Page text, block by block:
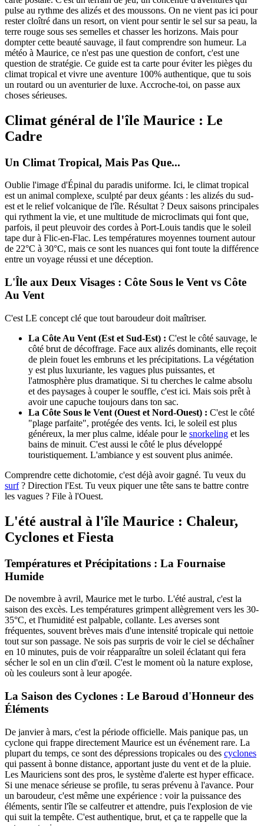
pulse au rythme des alizés et des moussons. On ne vient pas ici pour
rester cloîtré dans un resort, on vient pour sentir le sel sur sa peau, la
terre rouge sous ses semelles et chasser les horizons. Mais pour
dompter cette beauté sauvage, il faut comprendre son humeur. La
météo à Maurice, ce n'est pas une question de confort, c'est une
question de stratégie. Ce guide est ta carte pour éviter les pièges du
climat tropical et vivre une aventure 100% authentique, que tu sois
un routard ou un aventurier de luxe. Accroche-toi, on passe aux
choses sérieuses.
Climat général de l'île Maurice : Le
Cadre
Un Climat Tropical, Mais Pas Que...
Oublie l'image d'Épinal du paradis uniforme. Ici, le climat tropical
est un animal complexe, sculpté par deux géants : les alizés du sud-
est et le relief volcanique de l'île. Résultat ? Deux saisons principales
qui rythment la vie, et une multitude de microclimats qui font que,
parfois, il peut pleuvoir des cordes à Port-Louis tandis que le soleil
tape dur à Flic-en-Flac. Les températures moyennes tournent autour
de 22°C à 30°C, mais ce sont les nuances qui font toute la différence
entre un voyage réussi et une déception.
L'Île aux Deux Visages : Côte Sous le Vent vs Côte
Au Vent
C'est LE concept clé que tout baroudeur doit maîtriser.
La Côte Au Vent (Est et Sud-Est) : C'est le côté sauvage, le
côté brut de décoffrage. Face aux alizés dominants, elle reçoit
de plein fouet les embruns et les précipitations. La végétation
y est plus luxuriante, les vagues plus puissantes, et
l'atmosphère plus dramatique. Si tu cherches le calme absolu
et des paysages à couper le souffle, c'est ici. Mais sois prêt à
avoir une capuche toujours dans ton sac.
La Côte Sous le Vent (Ouest et Nord-Ouest) : C'est le côté
"plage parfaite", protégée des vents. Ici, le soleil est plus
généreux, la mer plus calme, idéale pour le snorkeling et les
bains de minuit. C'est aussi le côté le plus développé
touristiquement. L'ambiance y est souvent plus animée.
Comprendre cette dichotomie, c'est déjà avoir gagné. Tu veux du
surf? Direction l'Est. Tu veux piquer une tête sans te battre contre
les vagues ? File à l'Ouest.
L'été austral à l'île Maurice : Chaleur,
Cyclones et Fiesta
Températures et Précipitations : La Fournaise
Humide
De novembre à avril, Maurice met le turbo. L'été austral, c'est la
saison des excès. Les températures grimpent allègrement vers les 30-
35°C, et l'humidité est palpable, collante. Les averses sont
fréquentes, souvent brèves mais d'une intensité tropicale qui nettoie
tout sur son passage. Ne sois pas surpris de voir le ciel se déchaîner
en 10 minutes, puis de voir réapparaître un soleil éclatant qui fera
sécher le sol en un clin d'œil. C'est le moment où la nature explose,
où les couleurs sont à leur apogée.
La Saison des Cyclones : Le Baroud d'Honneur des
Éléments
De janvier à mars, c'est la période officielle. Mais panique pas, un
cyclone qui frappe directement Maurice est un événement rare. La
plupart du temps, ce sont des dépressions tropicales ou des cyclones
qui passent à bonne distance, apportant juste du vent et de la pluie.
Les Mauriciens sont des pros, le système d'alerte est hyper efficace.
Si une menace sérieuse se profile, tu seras prévenu à l'avance. Pour
un baroudeur, c'est même une expérience : voir la puissance des
éléments, sentir l'île se calfeutrer et attendre, puis l'explosion de vie
qui suit la tempête. C'est authentique, brut, et ça te rappelle que la